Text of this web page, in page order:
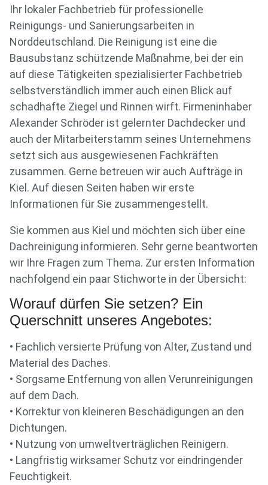
Ihr lokaler Fachbetrieb für professionelle
Reinigungs- und Sanierungsarbeiten in
Norddeutschland. Die Reinigung ist eine die
Bausubstanz schützende Maßnahme, bei der ein
auf diese Tätigkeiten spezialisierter Fachbetrieb
selbstverständlich immer auch einen Blick auf
schadhafte Ziegel und Rinnen wirft. Firmeninhaber
Alexander Schröder ist gelernter Dachdecker und
auch der Mitarbeiterstamm seines Unternehmens
setzt sich aus ausgewiesenen Fachkräften
zusammen. Gerne betreuen wir auch Aufträge in
Kiel. Auf diesen Seiten haben wir erste
Informationen für Sie zusammengestellt.
Sie kommen aus Kiel und möchten sich über eine
Dachreinigung informieren. Sehr gerne beantworten
wir Ihre Fragen zum Thema. Zur ersten Information
nachfolgend ein paar Stichworte in der Übersicht:
Worauf dürfen Sie setzen? Ein
Querschnitt unseres Angebotes:
• Fachlich versierte Prüfung von Alter, Zustand und
Material des Daches.
• Sorgsame Entfernung von allen Verunreinigungen
auf dem Dach.
• Korrektur von kleineren Beschädigungen an den
Dichtungen.
• Nutzung von umweltverträglichen Reinigern.
• Langfristig wirksamer Schutz vor eindringender
Feuchtigkeit.